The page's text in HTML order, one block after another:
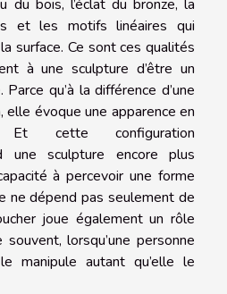
bois, l’éclat du bronze, la
et les motifs linéaires qui
surface. Ce sont ces qualités
à une sculpture d’être un
qu’à la différence d’une
elle évoque une apparence en
Et cette configuration
une sculpture encore plus
à percevoir une forme
ne dépend pas seulement de
joue également un rôle
lorsqu’une personne
manipule autant qu’elle le